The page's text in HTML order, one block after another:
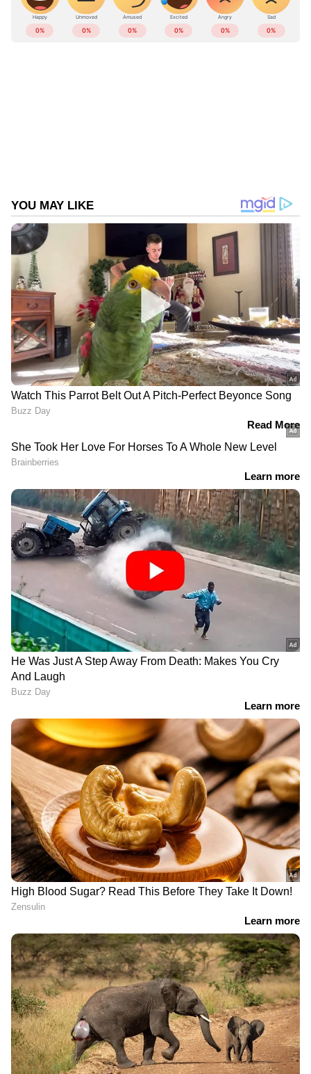
ABOUT THE AUTHOR
DOWNLOAD APP
കേരളത്തിലെ എല്ലാ വാർത്തകൾ Kerala
Newsഅറിയാൻ എപ്പോഴും ഏഷ്യാനെറ്റ്
Malayalam News
തത്സമയ അപ്‌ഡേറ്റുകളും ആഴത്തിലുള്ള
വിശകലനവും സമഗ്രമായ റിപ്പോർട്ടിംഗും —
എല്ലാം ഒരൊറ്റ സ്ഥലത്ത്. ഏത് സമയത്തും,
എവിടെയും വിശ്വസനീയമായ വാർത്തകൾ
ലഭിക്കാൻ Asianet News Malayalam
RECOMMENDED STORIES
'മുഖ്യമന്ത്രിയുടെ
സംരംഭകത്വ വികസന
പദ്ധതി'യുടെ മൂന്നാം
എഡിഷൻ; പരിധി രണ്ട്
കോടി രൂപയിൽ നിന്ന്
അഞ്ച് കോടി രൂപയായി
ഓണം ബത്ത; ആനുകൂല്യം
മുൻവർഷത്തെപ്പോലെ
വിതരണം ചെയ്യുമെന്ന്
മന്ത്രി ബിന്ദു കൃഷ്ണ